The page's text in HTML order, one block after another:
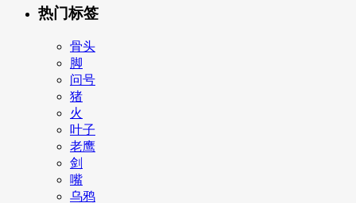
热门标签
骨头
脚
问号
猪
火
叶子
老鹰
剑
嘴
乌鸦